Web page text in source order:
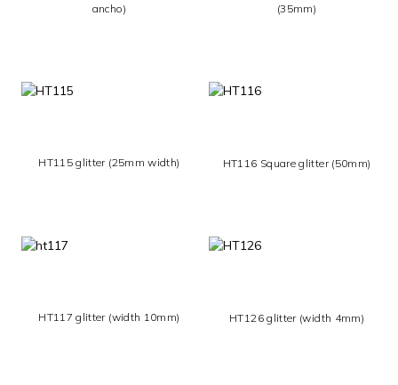
ancho)
(35mm)
HT115 glitter (25mm width) HT116 Square glitter (50mm)
HT117 glitter (width 10mm) HT126 glitter (width 4mm)